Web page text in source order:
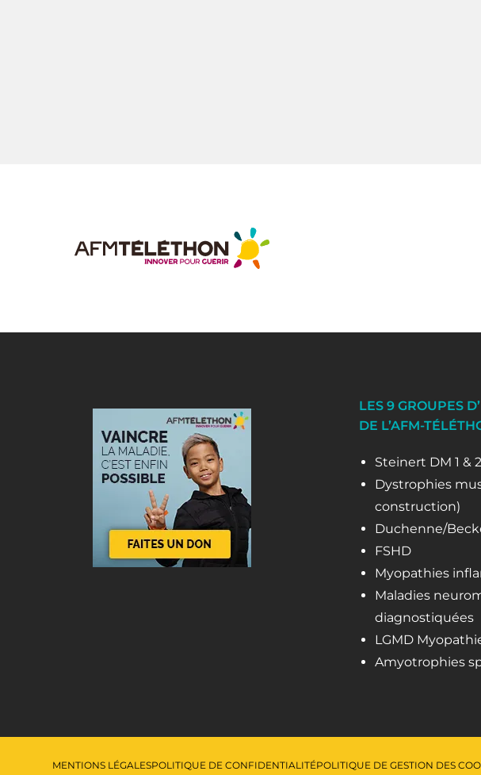
LES 9 GROUPES
DE L’AFM-
Steinert DM 1 & 2
Dystrophies
construction)
Duchenne/
FSHD
Myopathies
Maladies
diagnostiquées
LGMD
Amyotrophies
MENTIONS LÉGALESPOLITIQUE DE CONFIDENTIALITÉPOLITIQUE DE GESTION DES